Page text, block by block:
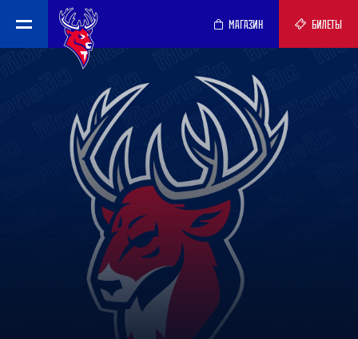
МАГАЗИН БИЛЕТЫ